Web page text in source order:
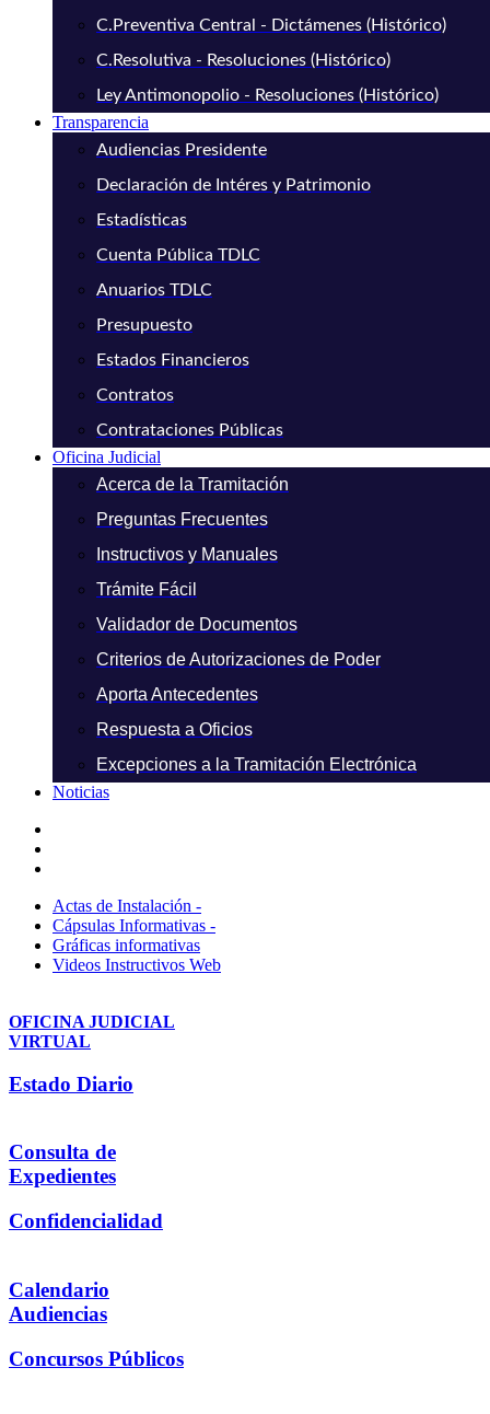
C.Preventiva Central - Dictámenes (Histórico)
C.Resolutiva - Resoluciones (Histórico)
Ley Antimonopolio - Resoluciones (Histórico)
Transparencia
Audiencias Presidente
Declaración de Intéres y Patrimonio
Estadísticas
Cuenta Pública TDLC
Anuarios TDLC
Presupuesto
Estados Financieros
Contratos
Contrataciones Públicas
Oficina Judicial
Acerca de la Tramitación
Preguntas Frecuentes
Instructivos y Manuales
Trámite Fácil
Validador de Documentos
Criterios de Autorizaciones de Poder
Aporta Antecedentes
Respuesta a Oficios
Excepciones a la Tramitación Electrónica
Noticias
Actas de Instalación -
Cápsulas Informativas -
Gráficas informativas
Videos Instructivos Web
OFICINA JUDICIAL
VIRTUAL
Estado Diario
Consulta de
Expedientes
Confidencialidad
Calendario
Audiencias
Concursos Públicos